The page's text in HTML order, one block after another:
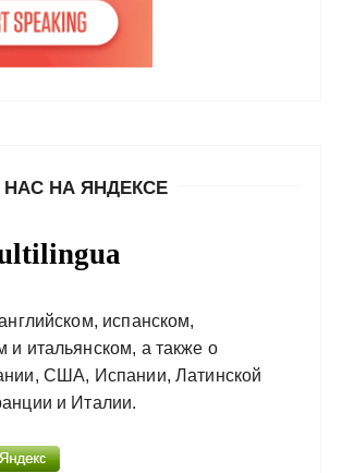
НАС НА ЯНДЕКСЕ
испанском,
и итальянском, а также о
США, Испании, Латинской
и Италии.